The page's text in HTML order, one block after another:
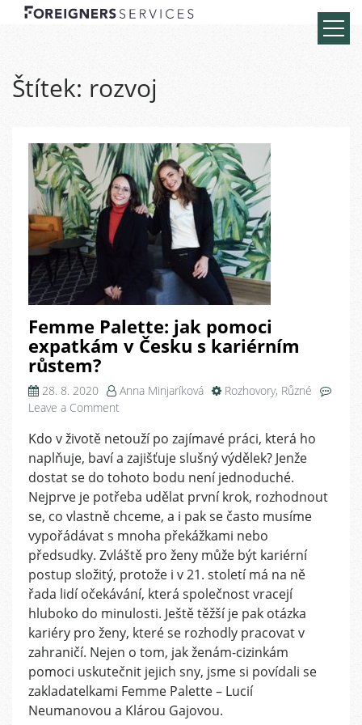
Štítek: rozvoj
Femme Palette: jak pomoci
expatkám v Česku s kariérním
růstem?
28. 8. 2020 Anna Minjaríková Rozhovory, Různé
Leave a Comment
Palette:
jak
pomoci
expatkám
v
Česku
s
kariérním
růstem?
Kdo v životě netouží po zajímavé práci, která ho
naplňuje, baví a zajišťuje slušný výdělek? Jenže
dostat se do tohoto bodu není jednoduché.
Nejprve je potřeba udělat první krok, rozhodnout
se, co vlastně chceme, a i pak se často musíme
vypořádávat s mnoha překážkami nebo
předsudky. Zvláště pro ženy může být kariérní
postup složitý, protože i v 21. století má na ně
řada lidí očekávání, která společnost vracejí
hluboko do minulosti. Ještě těžší je pak otázka
kariéry pro ženy, které se rozhodly pracovat v
zahraničí. Nejen o tom, jak ženám-cizinkám
pomoci uskutečnit jejich sny, jsme si povídali se
zakladatelkami Femme Palette – Lucií
Neumanovou a Klárou Gajovou.